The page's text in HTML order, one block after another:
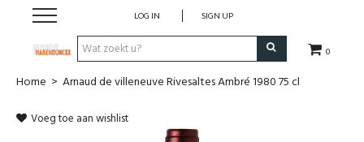
0
LOG IN SIGN UP
Wijnen
Home > Arnaud de villeneuve Rivesaltes Ambré 1980 75 cl
Voeg toe aan wishlist